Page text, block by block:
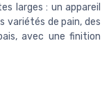
larges : un appareil
variétés de pain, des
avec une finition